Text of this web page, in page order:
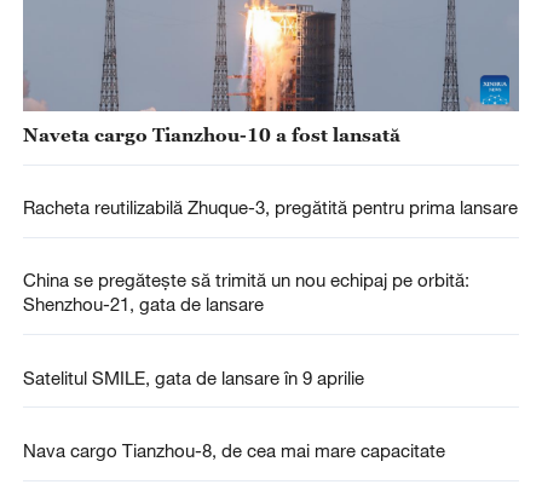
Naveta cargo Tianzhou-10 a fost lansată
Racheta reutilizabilă Zhuque-3, pregătită pentru prima lansare
China se pregătește să trimită un nou echipaj pe orbită:
Shenzhou-21, gata de lansare
Satelitul SMILE, gata de lansare în 9 aprilie
Nava cargo Tianzhou-8, de cea mai mare capacitate